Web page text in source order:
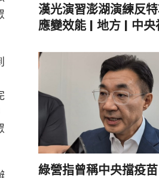
漢光演習澎湖演練反
應變效能 | 地方 | 中央
綠營指曾稱中央擋疫